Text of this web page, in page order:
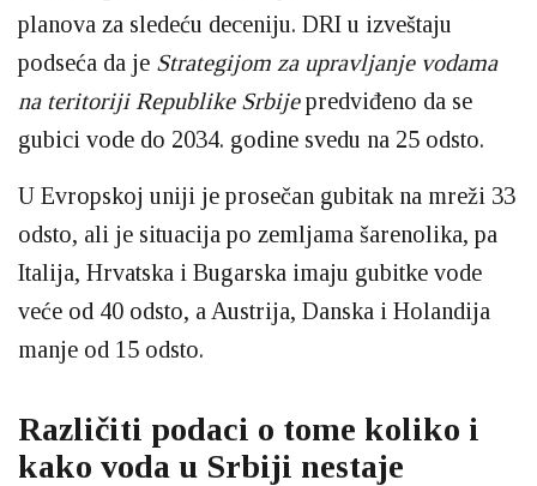
planova za sledeću deceniju. DRI u izveštaju
podseća da je Strategijom za upravljanje vodama
na teritoriji Republike Srbijepredviđeno da se
gubici vode do 2034. godine svedu na 25 odsto.
U Evropskoj uniji je prosečan gubitak na mreži 33
odsto, ali je situacija po zemljama šarenolika, pa
Italija, Hrvatska i Bugarska imaju gubitke vode
veće od 40 odsto, a Austrija, Danska i Holandija
manje od 15 odsto.
Različiti podaci o tome koliko i
kako voda u Srbiji nestaje